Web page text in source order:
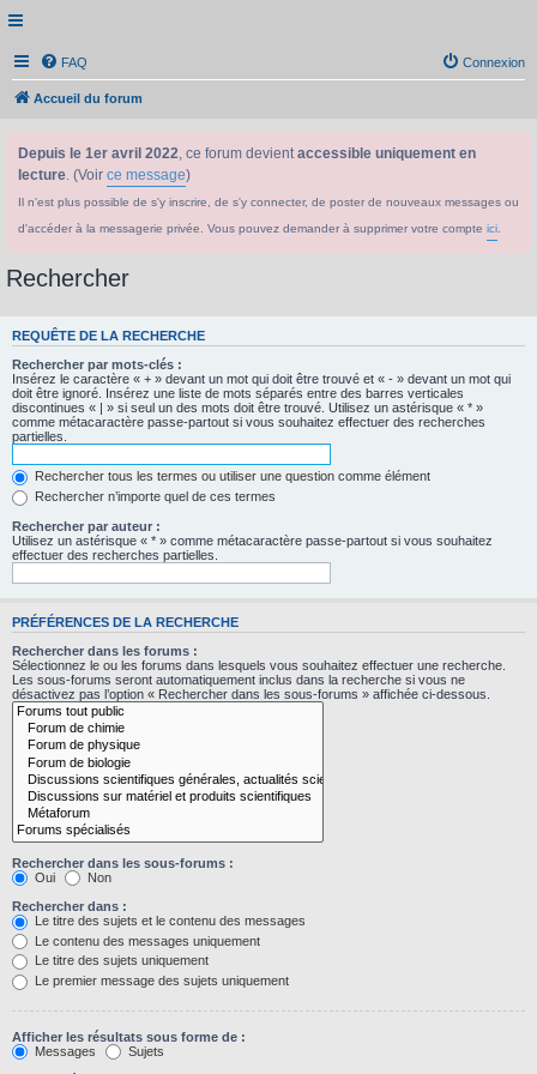
FAQ Connexion
Accueil du forum
Depuis le 1er avril 2022, ce forum devientaccessible uniquement en
lecture. (Voir ce message)
Il n'est plus possible de s'y inscrire, de s'y connecter, de poster de nouveaux messages ou
d'accéder à la messagerie privée. Vous pouvez demander à supprimer votre compte ici
Rechercher
REQUÊTE DE LA RECHERCHE
Rechercher par mots-clés :
Insérez le caractère « + » devant un mot qui doit être trouvé et « - » devant un mot qui
doit être ignoré. Insérez une liste de mots séparés entre des barres verticales
discontinues « | » si seul un des mots doit être trouvé. Utilisez un astérisque « * »
comme métacaractère passe-partout si vous souhaitez effectuer des recherches
partielles.
Rechercher tous les termes ou utiliser une question comme élément
Rechercher n’importe quel de ces termes
Rechercher par auteur :
Utilisez un astérisque « * » comme métacaractère passe-partout si vous souhaitez
effectuer des recherches partielles.
PRÉFÉRENCES DE LA RECHERCHE
Rechercher dans les forums :
Sélectionnez le ou les forums dans lesquels vous souhaitez effectuer une recherche.
Les sous-forums seront automatiquement inclus dans la recherche si vous ne
désactivez pas l’option « Rechercher dans les sous-forums » affichée ci-dessous.
Rechercher dans les sous-forums :
Oui
Non
Rechercher dans :
Le titre des sujets et le contenu des messages
Le contenu des messages uniquement
Le titre des sujets uniquement
Le premier message des sujets uniquement
Afficher les résultats sous forme de :
Messages
Sujets